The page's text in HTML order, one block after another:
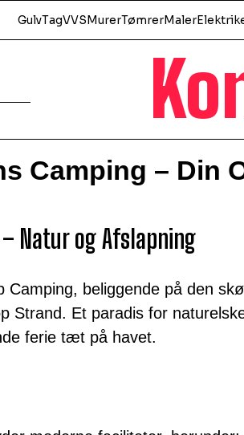
GulvTagVVSMurerTømrerMaler
Camping – Din
Natur og Afslapning
Camping, beliggende på den
Strand. Et paradis for
ferie tæt på havet.